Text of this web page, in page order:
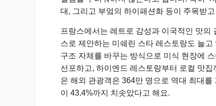
대, 그리고 부엌의 하이패션화 등이 주목받
프랑스에서는 레트로 감성과 이국적인 맛의
스로 제안하는 미쉐린 스타 레스토랑도 늘고
구조 자체를 바꾸는 방식으로 미식 현장에
선포하고, 하이엔드 레스토랑부터 로컬 맛
은 해외 관광객은 364만 명으로 역대 최대
이 43.4%까지 치솟았다고 해요.